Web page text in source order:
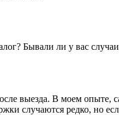
Бывали ли у вас случаи
выезда. В моем
случаются редко, но